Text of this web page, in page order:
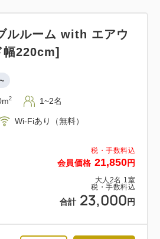
税・手数料込
会員価格 21,850円
大人 2名 1室
税・手数料込
合計 23,000 円
ルルーム with エアウ
幅220cm]
2 1~2名
Wi-Fiあり（無料）